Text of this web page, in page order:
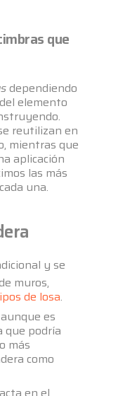
que
dependiendo
elemento
reutilizan en
mientras que
aplicación
las más
una.
y se
muros,
de losa.
es
podría
más
como